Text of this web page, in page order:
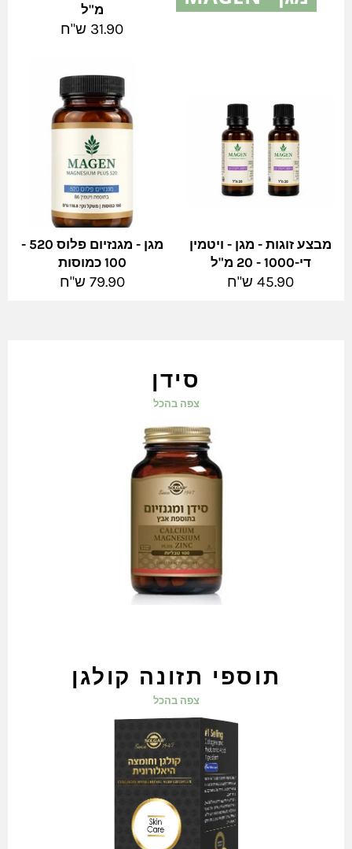
מ"ל
מחיר
31.90 ש"ח
מבצע זוגות - מגן - ויטמין
די-1000 - 20 מ"ל
מחיר
45.90 ש"ח
מגן - מגנזיום פלוס 520 -
100 כמוסות
מחיר
79.90 ש"ח
סידן
צפה בהכל
תוספי תזונה קולגן
צפה בהכל